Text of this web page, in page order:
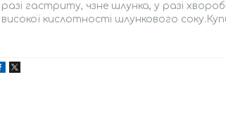
разі гастриту, чзне шлунка, у разі
високої кислотності шлункового